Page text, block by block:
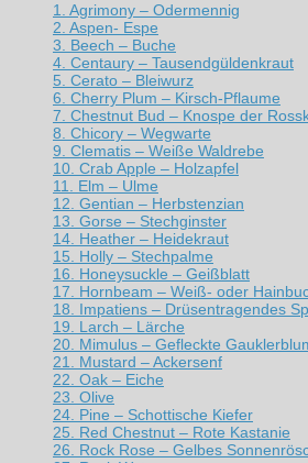
1. Agrimony – Odermennig
2. Aspen- Espe
3. Beech – Buche
4. Centaury – Tausendgüldenkraut
5. Cerato – Bleiwurz
6. Cherry Plum – Kirsch-Pflaume
7. Chestnut Bud – Knospe der
8. Chicory – Wegwarte
9. Clematis – Weiße Waldrebe
10. Crab Apple – Holzapfel
11. Elm – Ulme
12. Gentian – Herbstenzian
13. Gorse – Stechginster
14. Heather – Heidekraut
15. Holly – Stechpalme
16. Honeysuckle – Geißblatt
17. Hornbeam – Weiß- oder
18. Impatiens – Drüsentragendes
19. Larch – Lärche
20. Mimulus – Gefleckte
21. Mustard – Ackersenf
22. Oak – Eiche
23. Olive
24. Pine – Schottische Kiefer
25. Red Chestnut – Rote Kastanie
26. Rock Rose – Gelbes